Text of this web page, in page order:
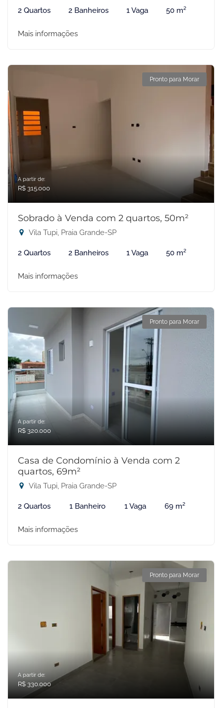
2 Quartos 2 Banheiros 1 Vaga 50 m²
Mais informações
Pronto para Morar
A partir de:
R$ 315.000
Sobrado à Venda com 2 quartos, 50m²
Vila Tupi, Praia Grande-SP
2 Quartos 2 Banheiros 1 Vaga 50 m²
Mais informações
Pronto para Morar
A partir de:
R$ 320.000
Casa de Condomínio à Venda com 2
quartos, 69m²
Vila Tupi, Praia Grande-SP
2 Quartos 1 Banheiro 1 Vaga 69 m²
Mais informações
Pronto para Morar
A partir de:
R$ 330.000